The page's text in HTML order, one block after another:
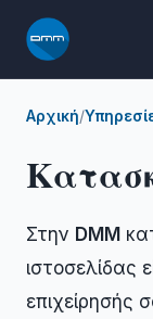
Μετάβαση
στο
περιεχόμενο
Αρχική/
Στην DMM
ιστοσελίδας
επιχείρησής